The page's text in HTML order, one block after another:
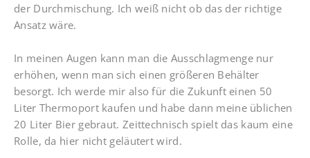
der Durchmischung. Ich weiß nicht ob das der richtige
Ansatz wäre.
In meinen Augen kann man die Ausschlagmenge nur
erhöhen, wenn man sich einen größeren Behälter
besorgt. Ich werde mir also für die Zukunft einen 50
Liter Thermoport kaufen und habe dann meine üblichen
20 Liter Bier gebraut. Zeittechnisch spielt das kaum eine
Rolle, da hier nicht geläutert wird.